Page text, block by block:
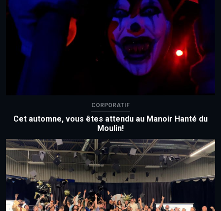
CORPORATIF
Cet automne, vous êtes attendu au Manoir Hanté du
Moulin!